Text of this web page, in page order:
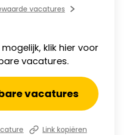
vacatures
klik hier voor
vacatures.
vacatures
Link kopiëren